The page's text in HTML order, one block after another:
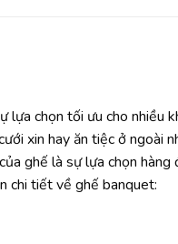
chọn tối ưu cho nhiều
xin hay ăn tiệc ở ngoài
ghế là sự lựa chọn hàng
chi tiết về ghế banquet: